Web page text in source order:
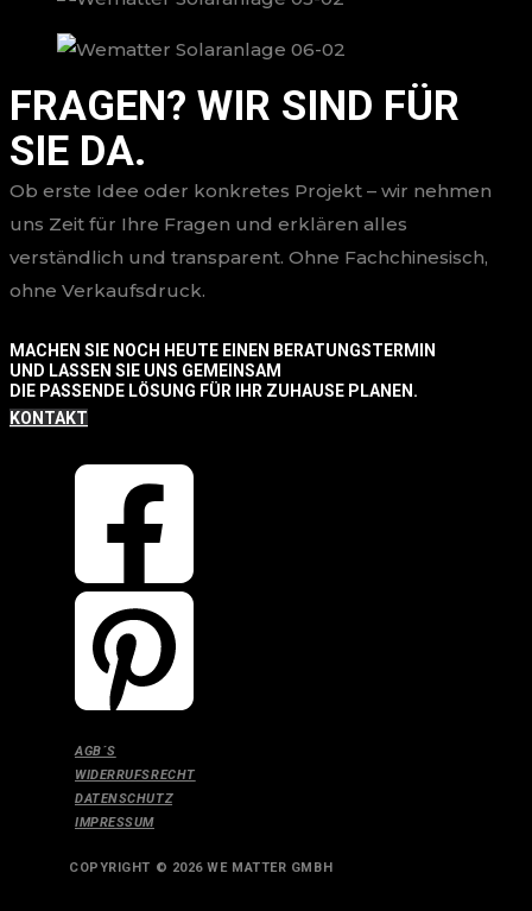
FRAGEN? WIR SIND FÜR
SIE DA.
Ob erste Idee oder konkretes Projekt – wir nehmen
uns Zeit für Ihre Fragen und erklären alles
verständlich und transparent. Ohne Fachchinesisch,
ohne Verkaufsdruck.
MACHEN SIE NOCH HEUTE EINEN BERATUNGSTERMIN
UND LASSEN SIE UNS GEMEINSAM
DIE PASSENDE LÖSUNG FÜR IHR ZUHAUSE PLANEN.
KONTAKT
AGB´S
WIDERRUFSRECHT
DATENSCHUTZ
IMPRESSUM
COPYRIGHT © 2026 WE MATTER GMBH